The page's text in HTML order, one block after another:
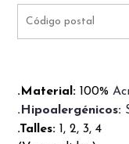
.Material:100%
.Hipoalergénicos:
.Talles: 1, 2, 3, 4